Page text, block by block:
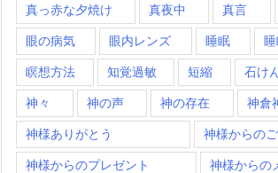
真っ赤な夕焼け 真夜中 真言
眼の病気 眼内レンズ 睡眠
瞑想方法 知覚過敏 短縮 石け
神々 神の声 神の存在 神倉
神様ありがとう 神様からの
神様からのプレゼント 神様からの